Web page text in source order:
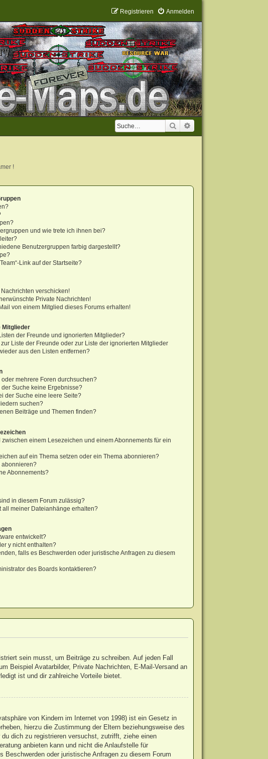
Anmelden
Registrieren
Suche
!
und wie trete ich ihnen bei?
Benutzergruppen farbig dargestellt?
Link auf der Startseite?
verschicken!
Private Nachrichten!
von einem Mitglied dieses Forums erhalten!
Mitglieder
der Freunde und ignorierten Mitglieder?
Liste der Freunde oder zur Liste der ignorierten Mitglieder
aus den Listen entfernen?
mehrere Foren durchsuchen?
Suche keine Ergebnisse?
der Suche eine leere Seite?
suchen?
Beiträge und Themen finden?
einem Lesezeichen und einem Abonnements für ein
auf ein Thema setzen oder ein Thema abonnieren?
abonnieren?
Abonnements?
in diesem Forum zulässig?
all meiner Dateianhänge erhalten?
entwickelt?
y nicht enthalten?
falls es Beschwerden oder juristische Anfragen zu diesem
des Boards kontaktieren?
sein musst, um Beiträge zu schreiben. Auf jeden Fall
Beispiel Avatarbilder, Private Nachrichten, E-Mail-Versand an
ist und dir zahlreiche Vorteile bietet.
von Kindern im Internet von 1998) ist ein Gesetz in
hierzu die Zustimmung der Eltern beziehungsweise des
dich zu registrieren versuchst, zutrifft, ziehe einen
anbieten kann und nicht die Anlaufstelle für
Beschwerden oder juristische Anfragen zu diesem Forum